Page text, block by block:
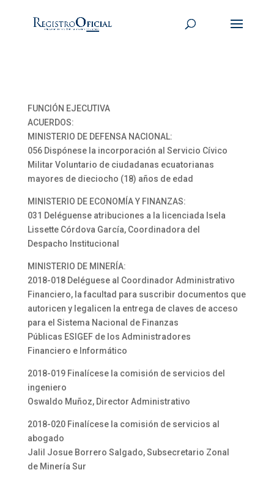
FUNCIÓN EJECUTIVA
ACUERDOS:
MINISTERIO DE DEFENSA NACIONAL:
056 Dispónese la incorporación al Servicio Cívico
Militar Voluntario de ciudadanas ecuatorianas
mayores de dieciocho (18) años de edad
MINISTERIO DE ECONOMÍA Y FINANZAS:
031 Deléguense atribuciones a la licenciada Isela
Lissette Córdova García, Coordinadora del
Despacho Institucional
MINISTERIO DE MINERÍA:
2018-018 Deléguese al Coordinador Administrativo
Financiero, la facultad para suscribir documentos que
autoricen y legalicen la entrega de claves de acceso
para el Sistema Nacional de Finanzas
Públicas ESIGEF de los Administradores
Financiero e Informático
2018-019 Finalícese la comisión de servicios del
ingeniero
Oswaldo Muñoz, Director Administrativo
2018-020 Finalícese la comisión de servicios al
abogado
Jalil Josue Borrero Salgado, Subsecretario Zonal
de Minería Sur